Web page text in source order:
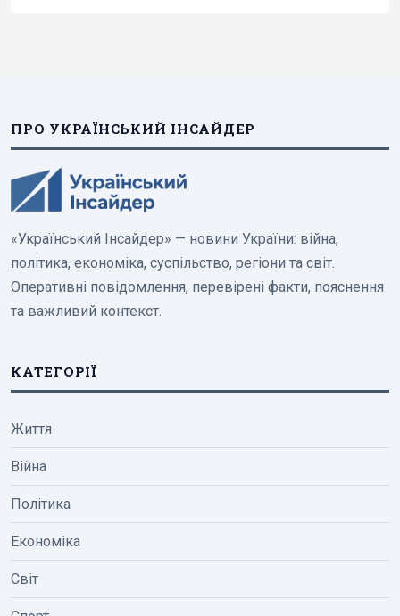
ПРО УКРАЇНСЬКИЙ ІНСАЙДЕР
«Український Інсайдер» — новини України: війна,
політика, економіка, суспільство, регіони та світ.
Оперативні повідомлення, перевірені факти, пояснення
та важливий контекст.
КАТЕГОРІЇ
Життя
Війна
Політика
Економіка
Світ